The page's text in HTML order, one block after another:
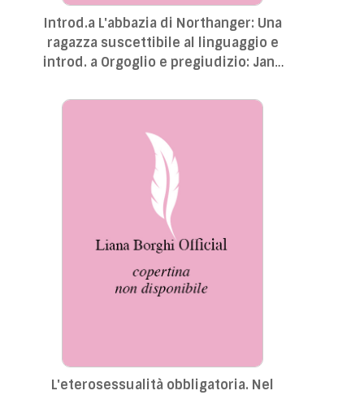
Introd.a L'abbazia di Northanger: Una
ragazza suscettibile al linguaggio e
introd. a Orgoglio e pregiudizio: Jane
matrimonio.
L'eterosessualità obbligatoria. Nel